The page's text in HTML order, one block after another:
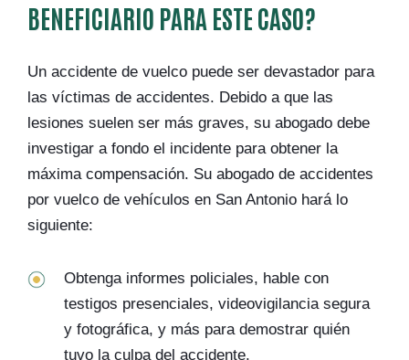
BENEFICIARIO PARA ESTE CASO?
Un accidente de vuelco puede ser devastador para
las víctimas de accidentes. Debido a que las
lesiones suelen ser más graves, su abogado debe
investigar a fondo el incidente para obtener la
máxima compensación. Su abogado de accidentes
por vuelco de vehículos en San Antonio hará lo
siguiente:
Obtenga informes policiales, hable con
testigos presenciales, videovigilancia segura
y fotográfica, y más para demostrar quién
tuvo la culpa del accidente.